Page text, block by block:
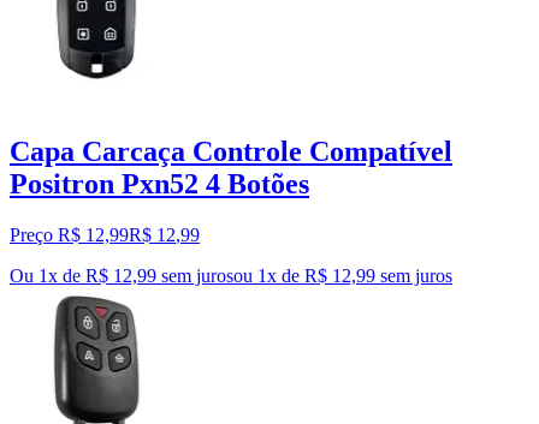
Capa Carcaça Controle Compatível
Positron Pxn52 4 Botões
Preço R$ 12,99R$ 12,99
Ou 1x de R$ 12,99 sem jurosou 1x de R$ 12,99 sem juros